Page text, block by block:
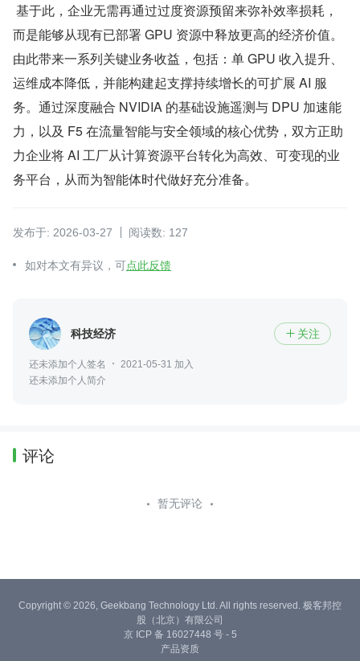
基于此，企业无需再通过过度资源预留来弥补效率损耗，
而是能够从现有已部署 GPU 资源中释放更高的经济价值。
由此带来一系列关键业务收益，包括：单 GPU 收入提升、
运维成本降低，并能构建起支撑持续增长的可扩展 AI 服
务。通过深度融合 NVIDIA 的基础设施遥测与 DPU 加速能
力，以及 F5 在流量智能与安全领域的核心优势，双方正助
力企业将 AI 工厂从计算资源平台转化为高效、可变现的业
务平台，从而为智能体时代做好充分准备。
发布于: 2026-03-27 阅读数: 127
如对本文有异议，可点此反馈
科技经济  关注
还未添加个人签名
2021-05-31 加入
还未添加个人简介
评论
暂无评论
Copyright © 2026, Geekbang Technology Ltd. All rights reserved. 极客邦控
股（北京）有限公司
京 ICP 备 16027448 号 - 5
产品资质